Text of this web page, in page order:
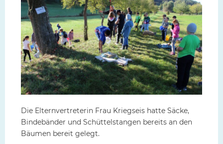
Die Elternvertreterin Frau Kriegseis hatte Säcke,
Bindebänder und Schüttelstangen bereits an den
Bäumen bereit gelegt.